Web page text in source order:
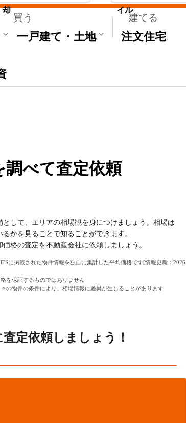
買う
一戸建て・土地
建てる
注文住宅
の他
却 イル
調べて査定依頼
して、エリアの相場観を身につけましょう。相場は
かを見ることで知ることができます。
格の査定を不動産会社に依頼しましょう。
に掲載された物件情報を独自に集計した平均価格です[情報更新：2026
を保証するものではありません
の物件の条件により、相場情報に差異が生じることがあります
定依頼しましょう！